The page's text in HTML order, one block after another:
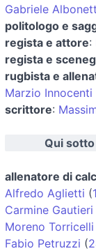
Gabriele
politologo e
regista e attore:
regista e
rugbista e
Marzio Innocenti
scrittore:
Qui
allenatore di
Alfredo Aglietti (
Carmine Gautieri
Moreno Torricelli
Fabio Petruzzi (